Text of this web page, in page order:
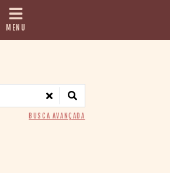
MENU
BUSCA AVANÇADA